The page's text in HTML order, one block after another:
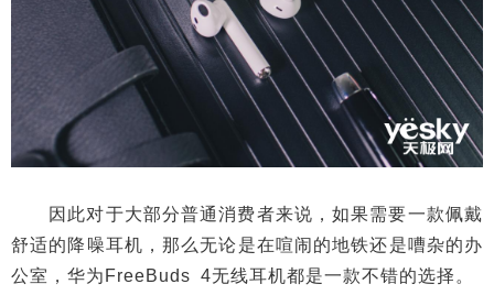
因此对于大部分普通消费者来说，如果需要一款佩戴
舒适的降噪耳机，那么无论是在喧闹的地铁还是嘈杂的办
公室，华为FreeBuds 4无线耳机都是一款不错的选择。